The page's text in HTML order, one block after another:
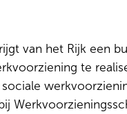
van het Rijk een
te